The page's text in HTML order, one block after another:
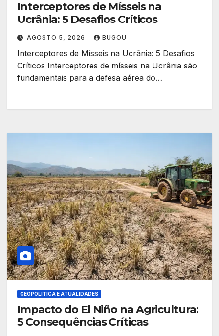
Interceptores de Mísseis na
Ucrânia: 5 Desafios Críticos
AGOSTO 5, 2026 BUGOU
Interceptores de Mísseis na Ucrânia: 5 Desafios
Críticos Interceptores de mísseis na Ucrânia são
fundamentais para a defesa aérea do…
GEOPOLÍTICA E ATUALIDADES
Impacto do El Niño na Agricultura:
5 Consequências Críticas